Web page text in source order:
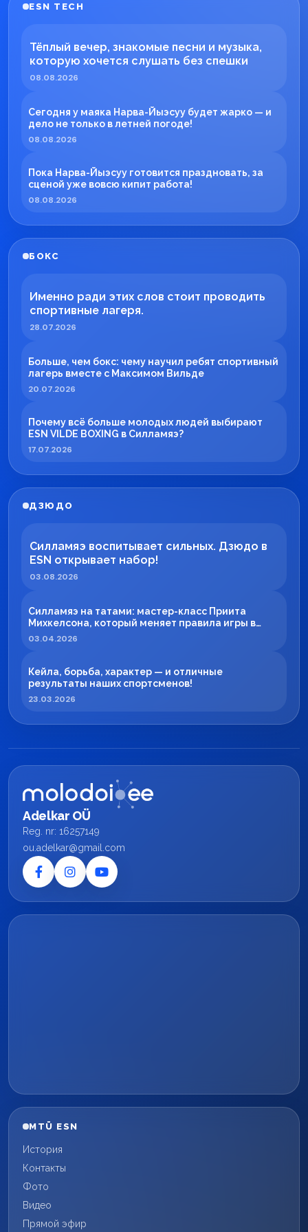
ESN TECH
Тёплый вечер, знакомые песни и музыка,
которую хочется слушать без спешки
08.08.2026
Сегодня у маяка Нарва-Йыэсуу будет жарко — и
дело не только в летней погоде!
08.08.2026
Пока Нарва-Йыэсуу готовится праздновать, за
сценой уже вовсю кипит работа!
08.08.2026
БОКС
Именно ради этих слов стоит проводить
спортивные лагеря.
28.07.2026
Больше, чем бокс: чему научил ребят спортивный
лагерь вместе с Максимом Вильде
20.07.2026
Почему всё больше молодых людей выбирают
ESN VILDE BOXING в Силламяэ?
17.07.2026
ДЗЮДО
Силламяэ воспитывает сильных. Дзюдо в
ESN открывает набор!
03.08.2026
Силламяэ на татами: мастер-класс Приита
Михкелсона, который меняет правила игры в
регионе
03.04.2026
Кейла, борьба, характер — и отличные
результаты наших спортсменов!
23.03.2026
Adelkar OÜ
Reg. nr: 16257149
ou.adelkar@gmail.com
MTÜ ESN
История
Контакты
Фото
Видео
Прямой эфир